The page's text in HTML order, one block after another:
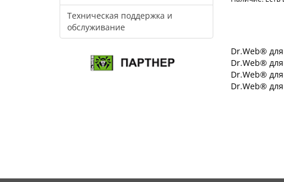
Техническая поддержка и
обслуживание
Dr.Web®
Dr.Web®
Dr.Web®
Dr.Web®